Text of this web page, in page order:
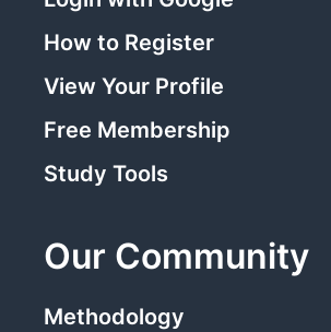
How to Register
View Your Profile
Free Membership
Study Tools
Our Community
Methodology